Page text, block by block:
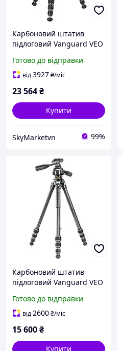
Карбоновий штатив
підлоговий Vanguard VEO
Бульбашковий рівень,
кріплення Arca-
кульова
Готово до відправки
від3927₴/міс
23 564₴
Купити
SkyMarketvn 99%
Карбоновий штатив
підлоговий Vanguard VEO
Готово до відправки
від2600₴/міс
15 600₴
Купити